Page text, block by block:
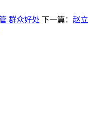
群众好处 下一篇： 赵立